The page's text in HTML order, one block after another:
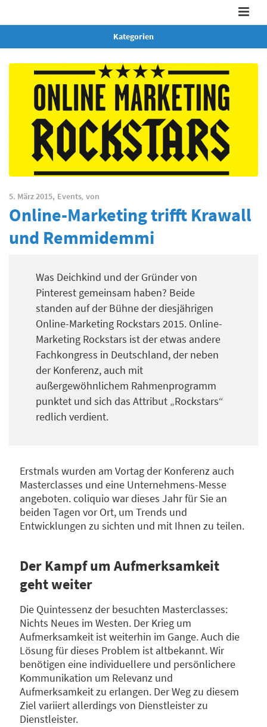
Kategorien
5. März 2015, Events, von
Online-Marketing trifft Krawall
und Remmidemmi
Was Deichkind und der Gründer von
Pinterest gemeinsam haben? Beide
standen auf der Bühne der diesjährigen
Online-Marketing Rockstars 2015. Online-
Marketing Rockstars ist der etwas andere
Fachkongress in Deutschland, der neben
der Konferenz, auch mit
außergewöhnlichem Rahmenprogramm
punktet und sich das Attribut „Rockstars“
redlich verdient.
Erstmals wurden am Vortag der Konferenz auch
Masterclasses und eine Unternehmens-Messe
angeboten. coliquio war dieses Jahr für Sie an
beiden Tagen vor Ort, um Trends und
Entwicklungen zu sichten und mit Ihnen zu teilen.
Der Kampf um Aufmerksamkeit
geht weiter
Die Quintessenz der besuchten Masterclasses:
Nichts Neues im Westen. Der Krieg um
Aufmerksamkeit ist weiterhin im Gange. Auch die
Lösung für dieses Problem ist altbekannt. Wir
benötigen eine individuellere und persönlichere
Kommunikation um Relevanz und
Aufmerksamkeit zu erlangen. Der Weg zu diesem
Ziel variiert allerdings von Dienstleister zu
Dienstleister.